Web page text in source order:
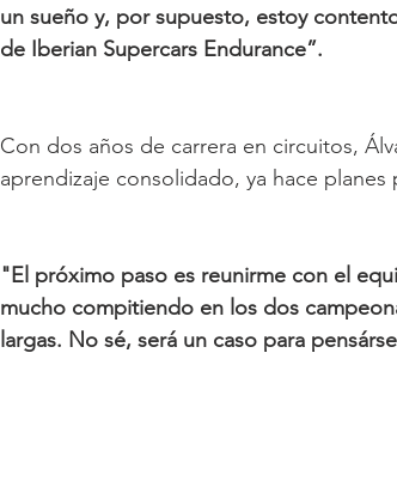
un sueño y, por supuesto, estoy
de Iberian Supercars Endurance”.
Con dos años de carrera en circuitos,
aprendizaje consolidado, ya hace planes
"El próximo paso es reunirme con el
mucho compitiendo en los dos
largas. No sé, será un caso para